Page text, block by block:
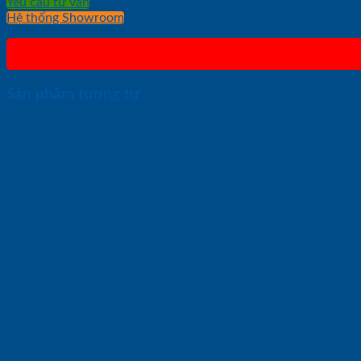
Yêu cầu tư vấn
Hệ thống Showroom
Sản phẩm tương tự